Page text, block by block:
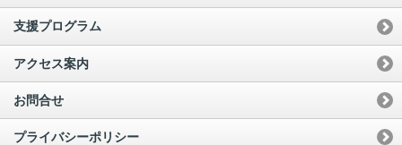
支援プログラム
アクセス案内
お問合せ
プライバシーポリシー